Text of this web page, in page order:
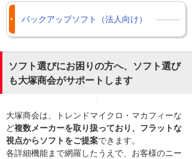
バックアップソフト（法人向け）
ソフト選びにお困りの方へ、ソフト選び
も大塚商会がサポートします
大塚商会は、トレンドマイクロ・マカフィーな
ど複数メーカーを取り扱っており、フラットな
視点からソフトをご提案できます。
各詳細機能まで網羅したうえで、お客様のニー